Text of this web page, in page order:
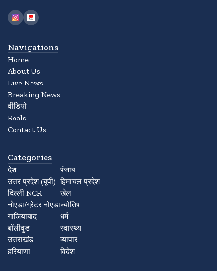
Navigations
Home
About Us
Live News
Breaking News
वीडियो
Reels
Contact Us
Categories
देश
उत्तर प्रदेश (यूपी)
दिल्ली NCR
नोएडा/ग्रेटर नोएडा
गाजियाबाद
बॉलीवुड
उत्तराखंड
हरियाणा
पंजाब
हिमाचल प्रदेश
खेल
ज्योतिष
धर्म
स्वास्थ्य
व्यापार
विदेश